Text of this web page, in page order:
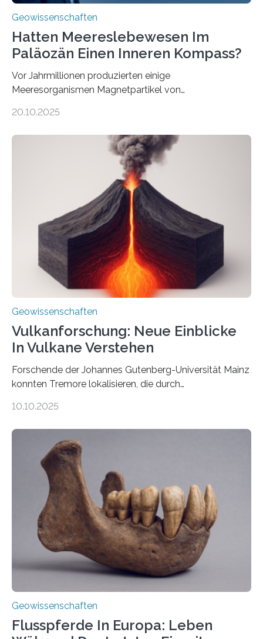
Geowissenschaften
Hatten Meereslebewesen Im
Paläozän Einen Inneren Kompass?
Vor Jahrmillionen produzierten einige
Meeresorganismen Magnetpartikel von
Sedimenten zu finden sind. Nun ist es einem
Domänen auf einem dieser „Riesenmagnetfossilien” mit
einer raffinierten Methode an der Diamond-
Röntgenquelle zu kartieren. Ihre Analyse zeigt, dass
diese Partikel es den Organismen ermöglicht haben
könnten, winzige Schwankungen sowohl in der
Richtung als auch in der Intensität des Erdmagnetfelds
wahrzunehmen. Dadurch konnten sie sich verorten und
über den Ozean navigieren. Vor einigen Jahren…
20.10.2025
Geowissenschaften
Vulkanforschung: Neue Einblicke
In Vulkane Verstehen
Forschende der Johannes Gutenberg-Universität Mainz
konnten Tremore lokalisieren, die durch
Vulkan? Was passiert in der Erde darunter? Wo
erzeugt durch Magma oder Gase, die sich durch
Schlote einen Weg nach oben bahnen? Jun.-Prof. Dr.
Miriam Christina Reiss, Vulkanseismologin an der
Johannes Gutenberg-Universität Mainz (JGU), und ihr
Team haben am Vulkan Oldoinyo Lengai in Tansania
solche Tremore lokalisiert. „Wir konnten die Tremore
nicht nur nachweisen, sondern ihren Ort in…
10.10.2025
Geowissenschaften
Flusspferde In Europa: Leben